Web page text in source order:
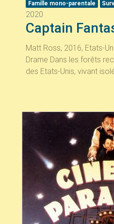
Famille mono-parentale
2020
Captain
Matt Ross, 2016, Etats-
Drame Dans les forêts
des Etats-Unis, vivant